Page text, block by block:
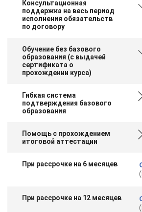
Консультационная
поддержка на весь период
исполнения обязательств
по договору
Обучение без базового
образования (с выдачей
сертификата о
прохождении курса)
Гибкая система
подтверждения базового
образования
Помощь с прохождением
итоговой аттестации
При рассрочке на 6 месяцев
При рассрочке на 12 месяцев